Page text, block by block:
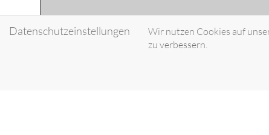
Datenschutzeinstellungen
Wir nutzen Cookies auf
zu verbessern.